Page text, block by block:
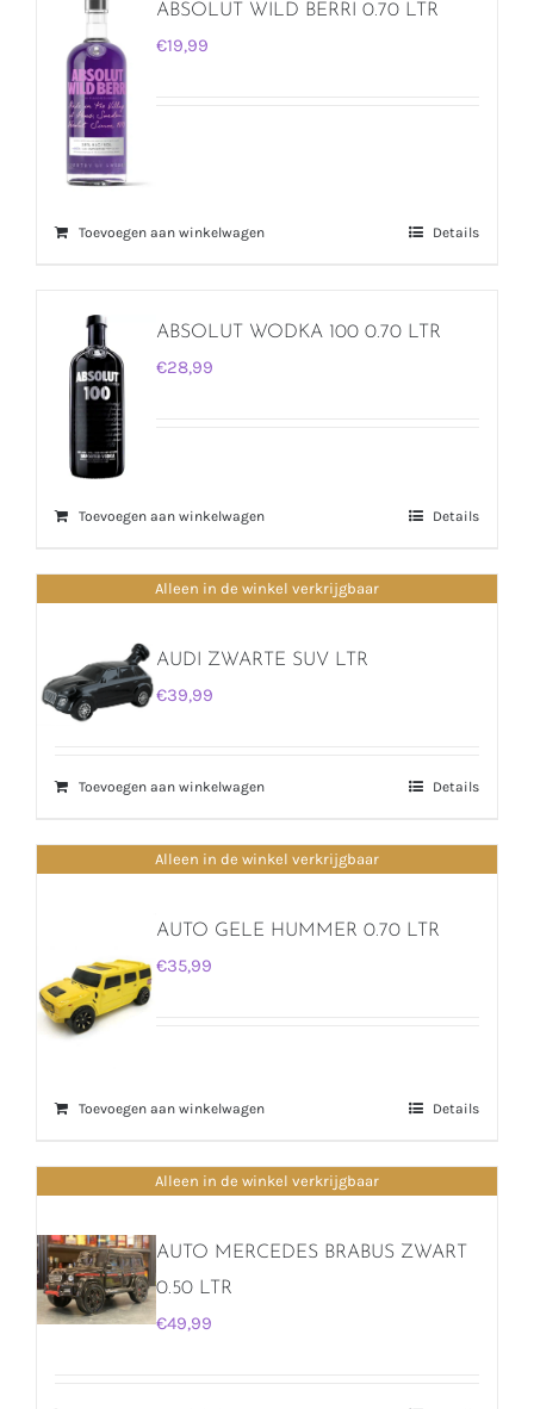
ABSOLUT WILD BERRI 0.70 LTR
€19,99
Toevoegen aan winkelwagen Details
ABSOLUT WODKA 100 0.70 LTR
€28,99
Toevoegen aan winkelwagen Details
Alleen in de winkel verkrijgbaar
AUDI ZWARTE SUV LTR
€39,99
Toevoegen aan winkelwagen Details
Alleen in de winkel verkrijgbaar
AUTO GELE HUMMER 0.70 LTR
€35,99
Toevoegen aan winkelwagen Details
Alleen in de winkel verkrijgbaar
AUTO MERCEDES BRABUS ZWART
0.50 LTR
€49,99